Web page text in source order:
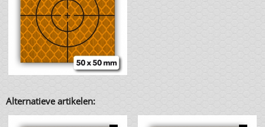
Alternatieve artikelen: